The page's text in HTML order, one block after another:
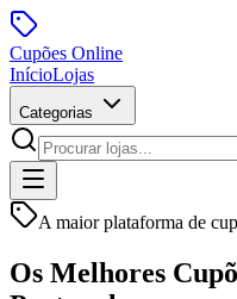
Cupões Online
InícioLojas
Categorias
A maior plataforma de
Os Melhores